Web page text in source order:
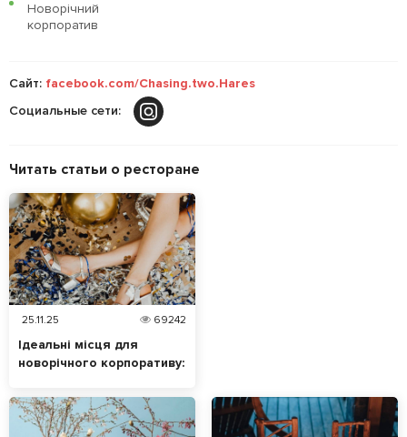
Новорічний
корпоратив
Сайт: facebook.com/Chasing.two.Hares
Социальные сети:
Читать статьи о ресторане
25.11.25 69242
Ідеальні місця для
новорічного корпоративу:
святкування в Києві